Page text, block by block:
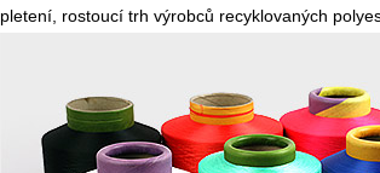
pletení, rostoucí trh výrobců recyklovaných